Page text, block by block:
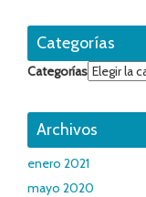
Categorías
Categorías
Archivos
enero 2021
mayo 2020